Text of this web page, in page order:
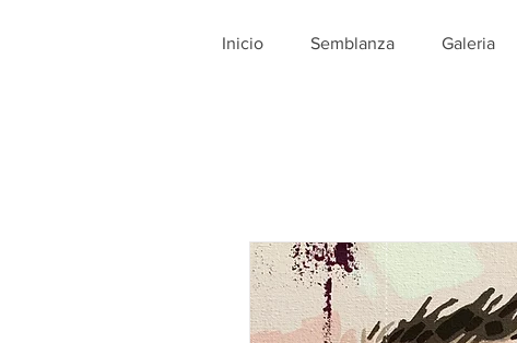
Inicio Semblanza Galeria